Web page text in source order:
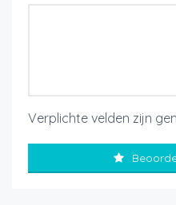
Verplichte velden zijn